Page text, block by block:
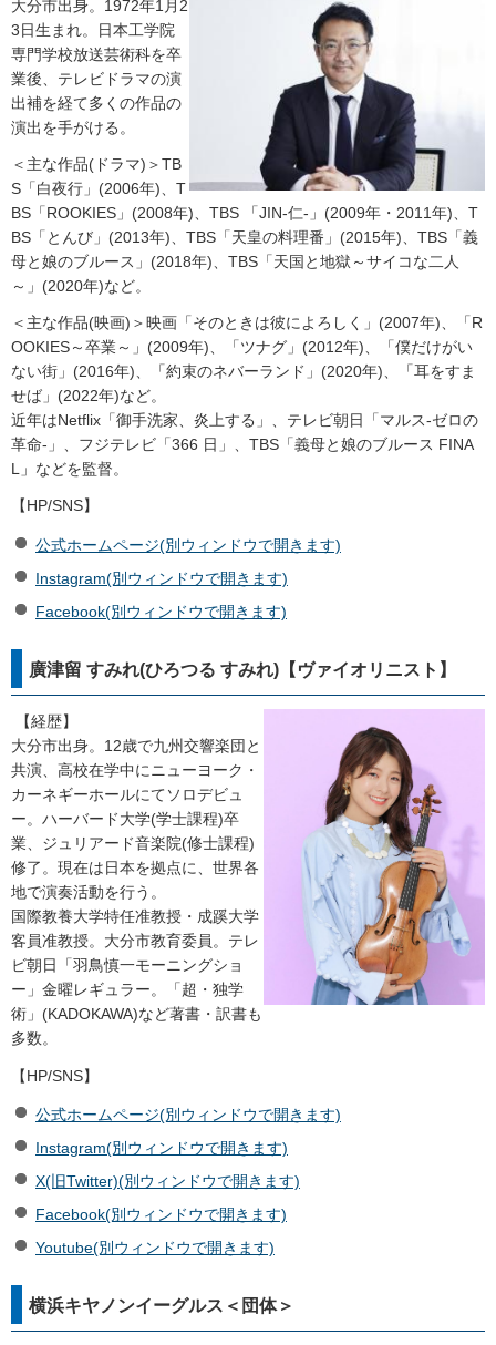
大分市出身。1972年1月2
3日生まれ。日本工学院
専門学校放送芸術科を卒
業後、テレビドラマの演
出補を経て多くの作品の
演出を手がける。
＜主な作品(ドラマ)＞TB
S「白夜行」(2006年)、T
BS「ROOKIES」(2008年)、TBS 「JIN-仁-」(2009年・2011年)、T
BS「とんび」(2013年)、TBS「天皇の料理番」(2015年)、TBS「義
母と娘のブルース」(2018年)、TBS「天国と地獄～サイコな二人
～」(2020年)など。
＜主な作品(映画)＞映画「そのときは彼によろしく」(2007年)、「R
OOKIES～卒業～」(2009年)、「ツナグ」(2012年)、「僕だけがい
ない街」(2016年)、「約束のネバーランド」(2020年)、「耳をすま
せば」(2022年)など。
近年はNetflix「御手洗家、炎上する」、テレビ朝日「マルス-ゼロの
革命-」、フジテレビ「366 日」、TBS「義母と娘のブルース FINA
L」などを監督。
【HP/SNS】
公式ホームページ(別ウィンドウで開きます)
Instagram(別ウィンドウで開きます)
Facebook(別ウィンドウで開きます)
廣津留 すみれ(ひろつる すみれ)【ヴァイオリニスト】
【経歴】
大分市出身。12歳で九州交響楽団と
共演、高校在学中にニューヨーク・
カーネギーホールにてソロデビュ
ー。ハーバード大学(学士課程)卒
業、ジュリアード音楽院(修士課程)
修了。現在は日本を拠点に、世界各
地で演奏活動を行う。
国際教養大学特任准教授・成蹊大学
客員准教授。大分市教育委員。テレ
ビ朝日「羽鳥慎一モーニングショ
ー」金曜レギュラー。「超・独学
術」(KADOKAWA)など著書・訳書も
多数。
【HP/SNS】
公式ホームページ(別ウィンドウで開きます)
Instagram(別ウィンドウで開きます)
X(旧Twitter)(別ウィンドウで開きます)
Facebook(別ウィンドウで開きます)
Youtube(別ウィンドウで開きます)
横浜キヤノンイーグルス＜団体＞